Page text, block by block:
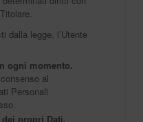
dalla legge, l’Utente
ogni momento.
al
Personali
propri Dati.